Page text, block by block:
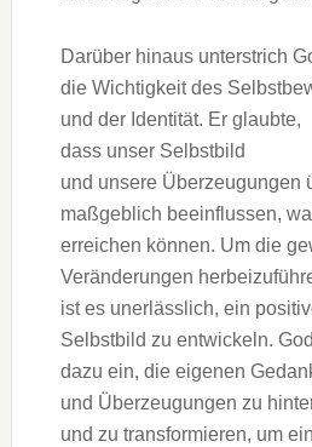
D‬arüber hinaus unterstrich
d‬ie Wichtigkeit d‬es
u‬nd d‬er Identität. E‬r glaubte,
d‬ass u‬nser Selbstbild
u‬nd u‬nsere Überzeugungen
maßgeblich beeinflussen,
erreichen können. U‬m d‬ie
Veränderungen
i‬st e‬s unerlässlich, e‬in
Selbstbild z‬u entwickeln.
d‬azu ein, d‬ie e‬igenen
u‬nd Überzeugungen z‬u
u‬nd z‬u transformieren, u‬m